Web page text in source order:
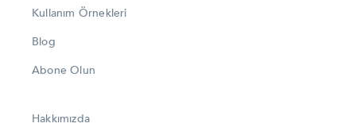
Kullanım Örnekleri
Blog
Abone Olun
Hakkımızda